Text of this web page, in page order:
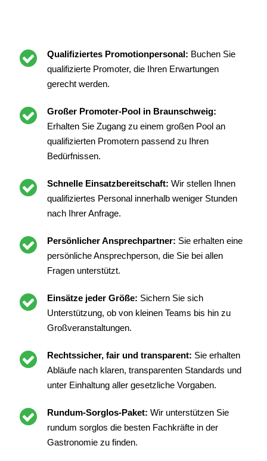
Qualifiziertes Promotionpersonal: Buchen Sie
qualifizierte Promoter, die Ihren Erwartungen
gerecht werden.
Großer Promoter-Pool in Braunschweig:
Erhalten Sie Zugang zu einem großen Pool an
qualifizierten Promotern passend zu Ihren
Bedürfnissen.
Schnelle Einsatzbereitschaft: Wir stellen Ihnen
qualifiziertes Personal innerhalb weniger Stunden
nach Ihrer Anfrage.
Persönlicher Ansprechpartner: Sie erhalten eine
persönliche Ansprechperson, die Sie bei allen
Fragen unterstützt.
Einsätze jeder Größe: Sichern Sie sich
Unterstützung, ob von kleinen Teams bis hin zu
Großveranstaltungen.
Rechtssicher, fair und transparent: Sie erhalten
Abläufe nach klaren, transparenten Standards und
unter Einhaltung aller gesetzliche Vorgaben.
Rundum-Sorglos-Paket: Wir unterstützen Sie
rundum sorglos die besten Fachkräfte in der
Gastronomie zu finden.